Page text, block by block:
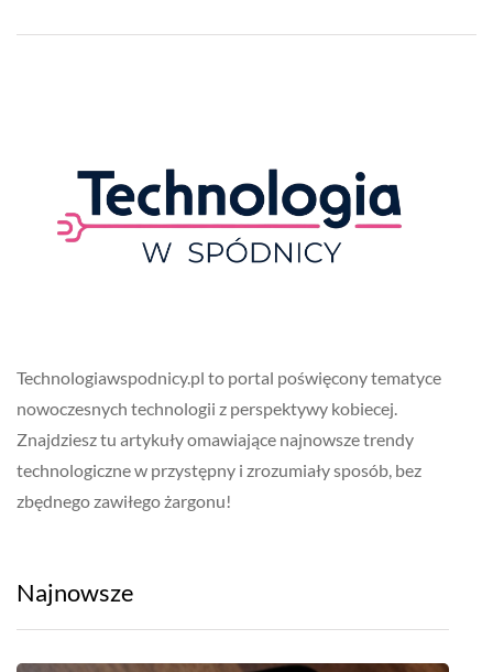
Technologiawspodnicy.pl to portal poświęcony tematyce
nowoczesnych technologii z perspektywy kobiecej.
Znajdziesz tu artykuły omawiające najnowsze trendy
technologiczne w przystępny i zrozumiały sposób, bez
zbędnego zawiłego żargonu!
Najnowsze